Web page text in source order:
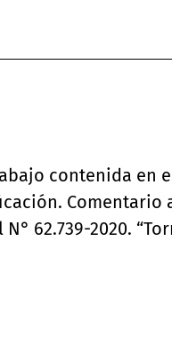
contenida en
Comentario
62.739-2020.